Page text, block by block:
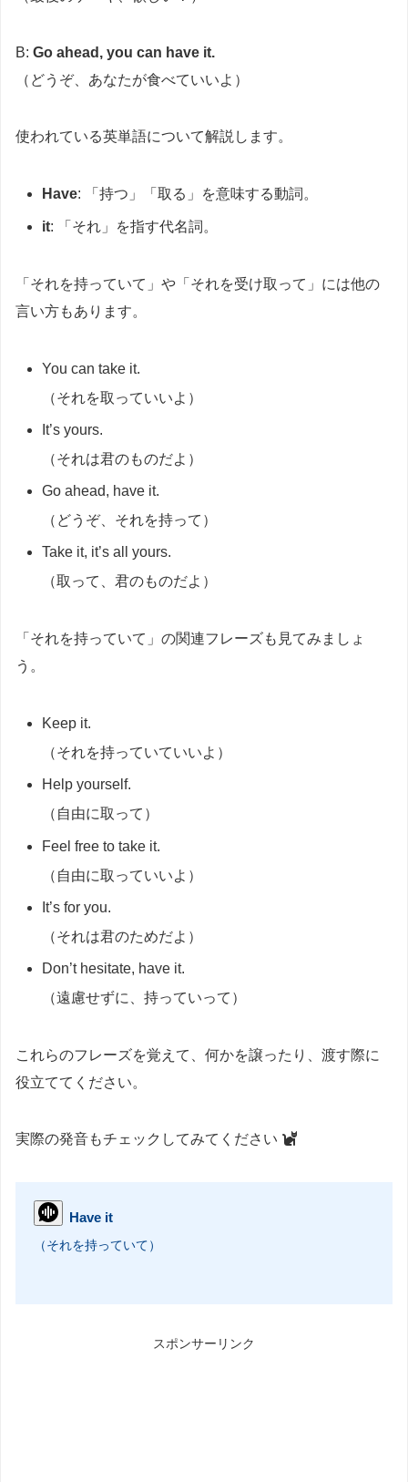
B: Go ahead, you can have it.
（どうぞ、あなたが食べていいよ）
使われている英単語について解説します。
Have: 「持つ」「取る」を意味する動詞。
it: 「それ」を指す代名詞。
「それを持っていて」や「それを受け取って」には他の
言い方もあります。
You can take it.
（それを取っていいよ）
It’s yours.
（それは君のものだよ）
Go ahead, have it.
（どうぞ、それを持って）
Take it, it’s all yours.
（取って、君のものだよ）
「それを持っていて」の関連フレーズも見てみましょ
う。
Keep it.
（それを持っていていいよ）
Help yourself.
（自由に取って）
Feel free to take it.
（自由に取っていいよ）
It’s for you.
（それは君のためだよ）
Don’t hesitate, have it.
（遠慮せずに、持っていって）
これらのフレーズを覚えて、何かを譲ったり、渡す際に
役立ててください。
実際の発音もチェックしてみてください
Have it
（それを持っていて）
スポンサーリンク